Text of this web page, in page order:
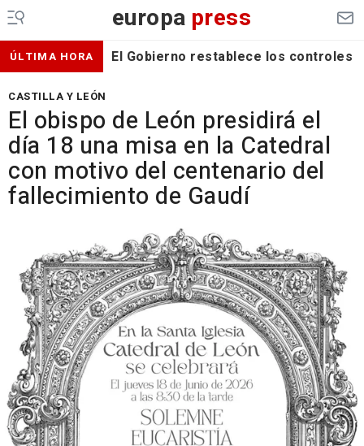
europa press
ÚLTIMA HORA El Gobierno restablece los
CASTILLA Y LEÓN
El obispo de León presidirá el
día 18 una misa en la Catedral
con motivo del centenario del
fallecimiento de Gaudí